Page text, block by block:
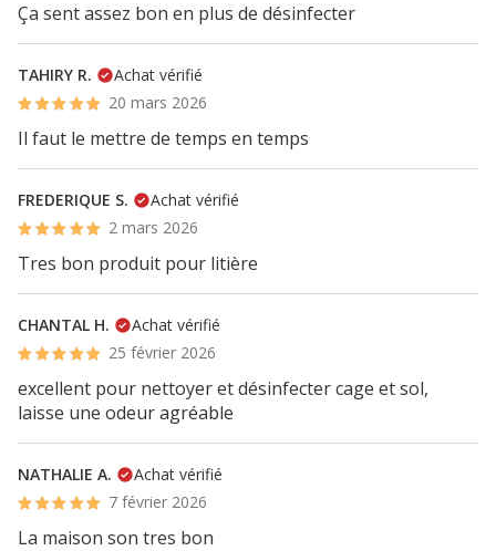
Ça sent assez bon en plus de désinfecter
TAHIRY R.
Achat vérifié
20 mars 2026
Il faut le mettre de temps en temps
FREDERIQUE S.
Achat vérifié
2 mars 2026
Tres bon produit pour litière
CHANTAL H.
Achat vérifié
25 février 2026
excellent pour nettoyer et désinfecter cage et sol,
laisse une odeur agréable
NATHALIE A.
Achat vérifié
7 février 2026
La maison son tres bon